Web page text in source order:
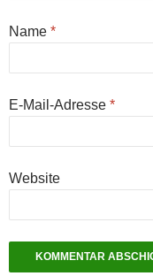
Name *
E-Mail-Adresse *
Website